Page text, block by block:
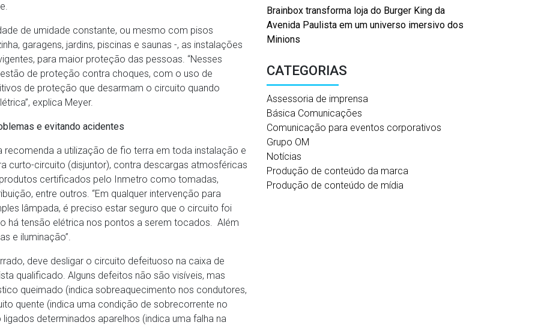
de umidade constante, ou mesmo com pisos
garagens, jardins, piscinas e saunas -, as instalações
para maior proteção das pessoas. “Nesses
de proteção contra choques, com o uso de
de proteção que desarmam o circuito quando
explica Meyer.
e evitando acidentes
recomenda a utilização de fio terra em toda instalação e
curto-circuito (disjuntor), contra descargas atmosféricas
certificados pelo Inmetro como tomadas,
entre outros. “Em qualquer intervenção para
lâmpada, é preciso estar seguro que o circuito foi
há tensão elétrica nos pontos a serem tocados. Além
e iluminação”.
deve desligar o circuito defeituoso na caixa de
qualificado. Alguns defeitos não são visíveis, mas
queimado (indica sobreaquecimento nos condutores,
quente (indica uma condição de sobrecorrente no
determinados aparelhos (indica uma falha na
Brainbox transforma loja do Burger King da
Avenida Paulista em um universo imersivo dos
Minions
CATEGORIAS
Assessoria de imprensa
Básica Comunicações
Comunicação para eventos corporativos
Grupo OM
Notícias
Produção de conteúdo da marca
Produção de conteúdo de mídia